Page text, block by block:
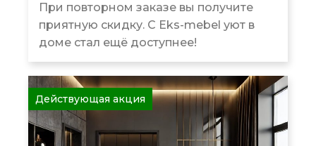
При повторном заказе вы получите
приятную скидку. С Eks-mebel уют в
доме стал ещё доступнее!
Действующая акция